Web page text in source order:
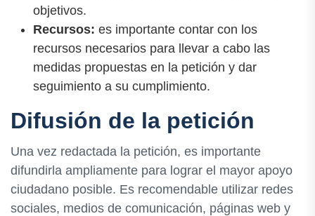
objetivos.
Recursos: es importante contar con los
recursos necesarios para llevar a cabo las
medidas propuestas en la petición y dar
seguimiento a su cumplimiento.
Difusión de la petición
Una vez redactada la petición, es importante
difundirla ampliamente para lograr el mayor apoyo
ciudadano posible. Es recomendable utilizar redes
sociales, medios de comunicación, páginas web y